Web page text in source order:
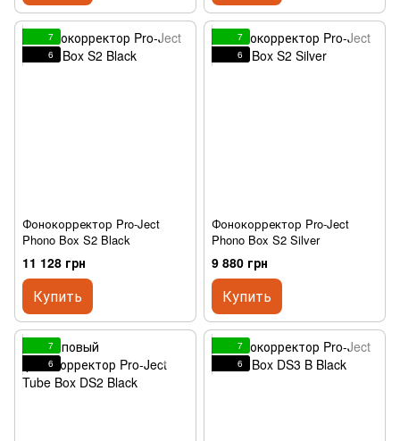
7
6
Фонокорректор Pro-Ject
Phono Box S2 Black
11 128 грн
Купить
7
6
Фонокорректор Pro-Ject
Phono Box S2 Silver
9 880 грн
Купить
7
6
7
6